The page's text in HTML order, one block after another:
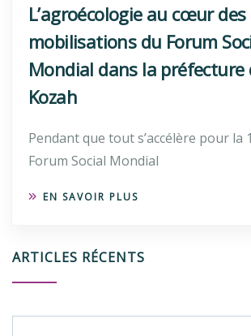
L’agroécologie au cœur des
mobilisations du Forum
Mondial dans la préfecture
Kozah
Pendant que tout s’accélère pour la
Forum Social Mondial
EN SAVOIR PLUS
ARTICLES RÉCENTS